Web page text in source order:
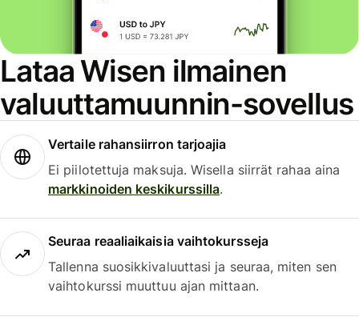
Lataa Wisen ilmainen
valuuttamuunnin-sovellus
Vertaile rahansiirron tarjoajia
Ei piilotettuja maksuja. Wisella siirrät rahaa aina
markkinoiden keskikurssilla.
Seuraa reaaliaikaisia vaihtokursseja
Tallenna suosikkivaluuttasi ja seuraa, miten sen
vaihtokurssi muuttuu ajan mittaan.